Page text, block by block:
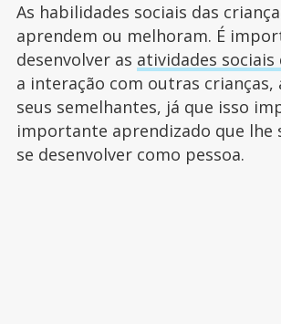
As habilidades sociais das
aprendem ou melhoram. É
desenvolver as atividades sociais
a interação com outras crianças,
seus semelhantes, já que isso
importante aprendizado que lhe
se desenvolver como pessoa.